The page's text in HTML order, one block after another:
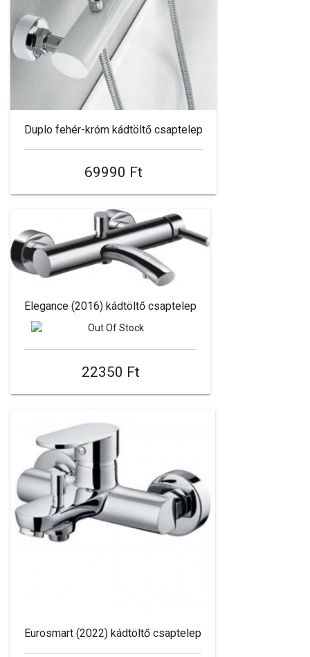
Duplo fehér-króm kádtöltő csaptelep
69990 Ft
Elegance (2016) kádtöltő csaptelep
22350 Ft
Eurosmart (2022) kádtöltő csaptelep